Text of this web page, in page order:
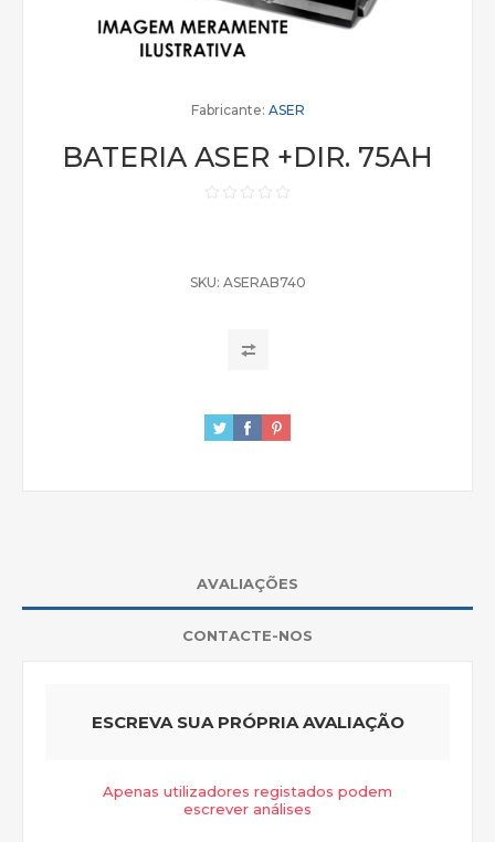
Fabricante: ASER
BATERIA ASER +DIR. 75AH
SKU: ASERAB740
AVALIAÇÕES
CONTACTE-NOS
ESCREVA SUA PRÓPRIA AVALIAÇÃO
Apenas utilizadores registados podem
escrever análises